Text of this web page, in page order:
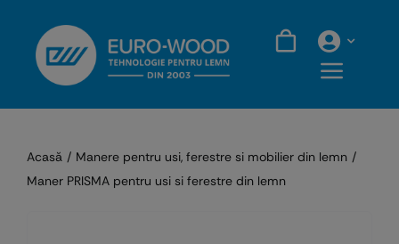
content
Acasă
Manere pentru usi, ferestre si mobilier din lemn
Maner PRISMA pentru usi si ferestre din lemn